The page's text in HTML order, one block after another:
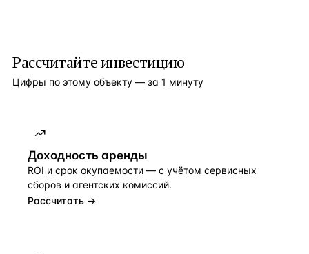
Рассчитайте инвестицию
Цифры по этому объекту — за 1 минуту
Доходность аренды
ROI и срок окупаемости — с учётом сервисных
сборов и агентских комиссий.
Рассчитать →